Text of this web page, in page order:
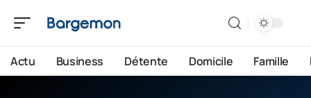
Actu Business Détente Domicile Famille